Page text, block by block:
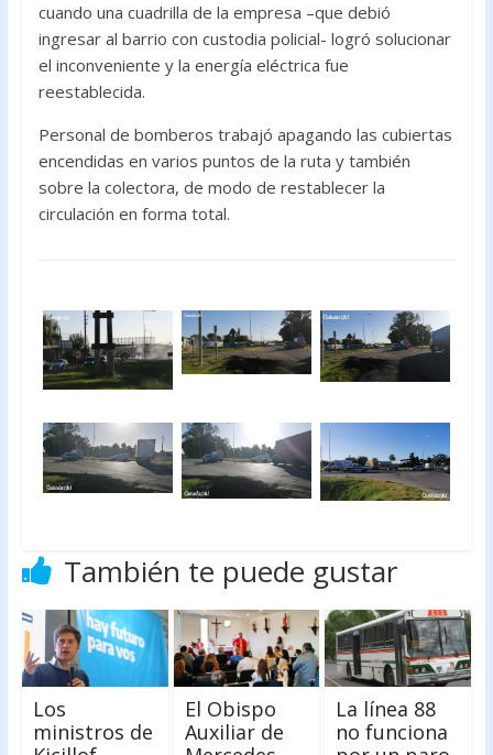
cuando una cuadrilla de la empresa –que debió
ingresar al barrio con custodia policial- logró solucionar
el inconveniente y la energía eléctrica fue
reestablecida.
Personal de bomberos trabajó apagando las cubiertas
encendidas en varios puntos de la ruta y también
sobre la colectora, de modo de restablecer la
circulación en forma total.
También te puede gustar
Los
ministros de
El Obispo
Auxiliar de
La línea 88
no funciona